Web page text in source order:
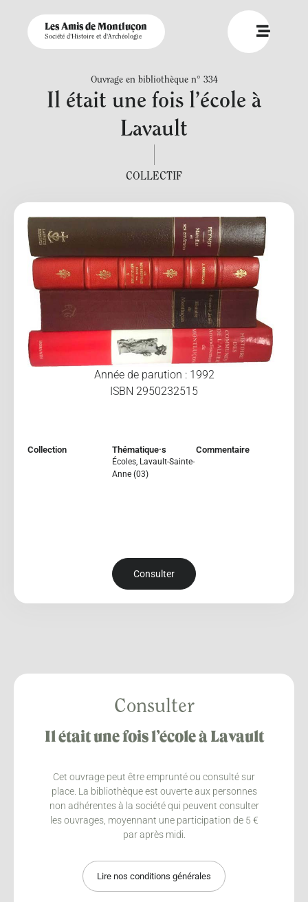
Les Amis de Montluçon
Société d'Histoire et d'Archéologie
Ouvrage en bibliothèque n° 334
Il était une fois l’école à
Lavault
COLLECTIF
Année de parution : 1992
ISBN 2950232515
Collection Thématique·s
Écoles, Lavault-Sainte-
Anne (03)
Commentaire
Consulter
Consulter
Il était une fois l’école à Lavault
Cet ouvrage peut être emprunté ou consulté sur
place. La bibliothèque est ouverte aux personnes
non adhérentes à la société qui peuvent consulter
les ouvrages, moyennant une participation de 5 €
par après midi.
Lire nos conditions générales